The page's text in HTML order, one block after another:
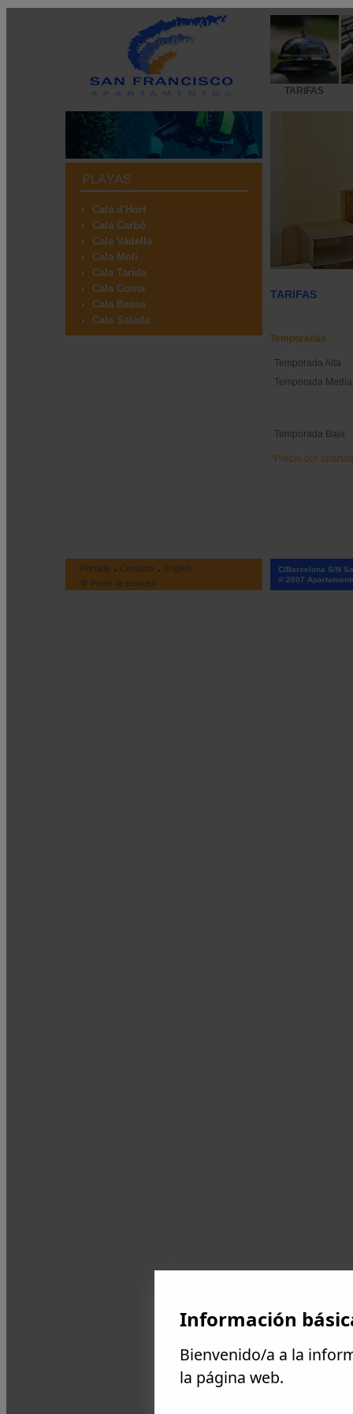
TARIFAS
Cala d'Hort
Cala Carbó
Cala Vadella
Cala Moli
Cala Tarida
Cala Conta
Cala Bassa
Cala Salada
TARIFAS
Temporadas
Temporada Alta
Temporada Media
Temporada Baja
*Precio por
Portada . Contacto. English
⚙ Panel de cookies
C/Barcelona S/N
© 2007
Información
Bienvenido/a a la
la página web.